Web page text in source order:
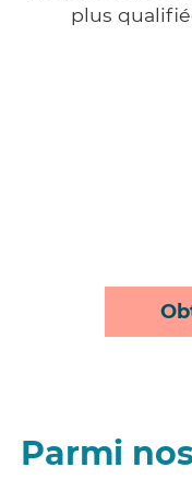
plus
Parmi